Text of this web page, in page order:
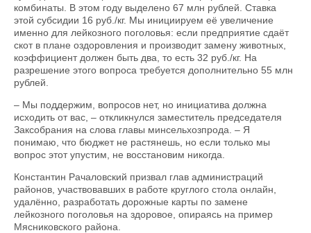
комбинаты. В этом году выделено 67 млн рублей. Ставка
этой субсидии 16 руб./кг. Мы инициируем её увеличение
именно для лейкозного поголовья: если предприятие сдаёт
скот в плане оздоровления и производит замену животных,
коэффициент должен быть два, то есть 32 руб./кг. На
разрешение этого вопроса требуется дополнительно 55 млн
рублей.
– Мы поддержим, вопросов нет, но инициатива должна
исходить от вас, – откликнулся заместитель председателя
Заксобрания на слова главы минсельхозпрода. – Я
понимаю, что бюджет не растянешь, но если только мы
вопрос этот упустим, не восстановим никогда.
Константин Рачаловский призвал глав администраций
районов, участвовавших в работе круглого стола онлайн,
удалённо, разработать дорожные карты по замене
лейкозного поголовья на здоровое, опираясь на пример
Мясниковского района.